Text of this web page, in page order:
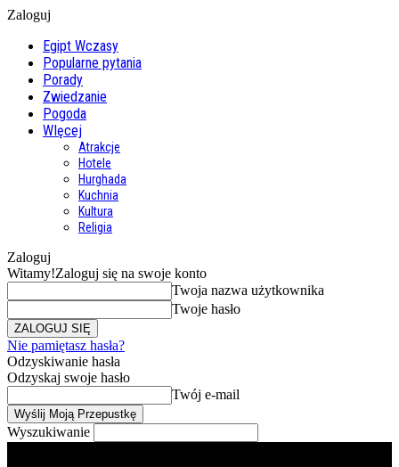
Zaloguj
Egipt Wczasy
Popularne pytania
Porady
Zwiedzanie
Pogoda
WIęcej
Atrakcje
Hotele
Hurghada
Kuchnia
Kultura
Religia
Zaloguj
Witamy!Zaloguj się na swoje konto
Twoja nazwa użytkownika
Twoje hasło
Nie pamiętasz hasła?
Odzyskiwanie hasła
Odzyskaj swoje hasło
Twój e-mail
Wyszukiwanie